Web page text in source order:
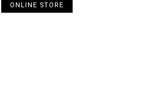
ONLINE STORE